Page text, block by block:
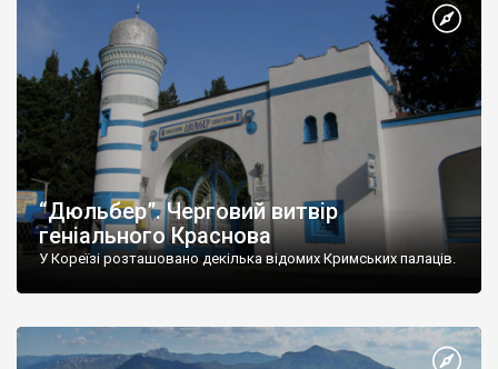
“Дюльбер”. Черговий витвір
геніального Краснова
У Кореїзі розташовано декілька відомих Кримських палаців.